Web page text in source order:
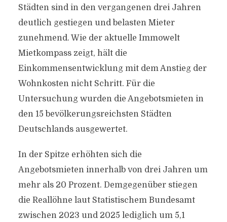
Städten sind in den vergangenen drei Jahren
deutlich gestiegen und belasten Mieter
zunehmend. Wie der aktuelle Immowelt
Mietkompass zeigt, hält die
Einkommensentwicklung mit dem Anstieg der
Wohnkosten nicht Schritt. Für die
Untersuchung wurden die Angebotsmieten in
den 15 bevölkerungsreichsten Städten
Deutschlands ausgewertet.
In der Spitze erhöhten sich die
Angebotsmieten innerhalb von drei Jahren um
mehr als 20 Prozent. Demgegenüber stiegen
die Reallöhne laut Statistischem Bundesamt
zwischen 2023 und 2025 lediglich um 5,1